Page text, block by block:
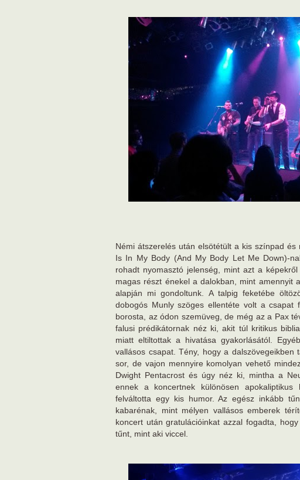
Némi átszerelés után elsötétült a kis színpad
Is In My Body (And My Body Let Me Down)-
rohadt nyomasztó jelenség, mint azt a
magas részt énekel a dalokban, mint amennyit
alapján mi gondoltunk. A talpig feketébe
dobogós Munly szöges ellentéte volt a
borosta, az ódon szemüveg, de még az a Pax
falusi prédikátornak néz ki, akit túl kritikus
miatt eltiltottak a hivatása gyakorlásától.
vallásos csapat. Tény, hogy a
sor, de vajon mennyire komolyan vehető
Dwight Pentacrost és úgy néz ki, mintha a
ennek a koncertnek különösen
felváltotta egy kis humor. Az egész inkább
kabarénak, mint mélyen vallásos emberek
koncert után gratulációinkat azzal fogadta,
tűnt, mint aki viccel.